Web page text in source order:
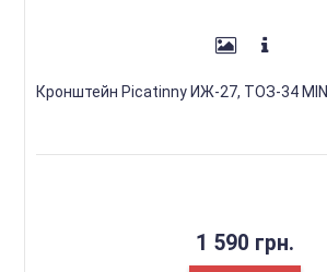
Кронштейн Picatinny ИЖ-27, ТОЗ-34 MINI
1 590 грн.